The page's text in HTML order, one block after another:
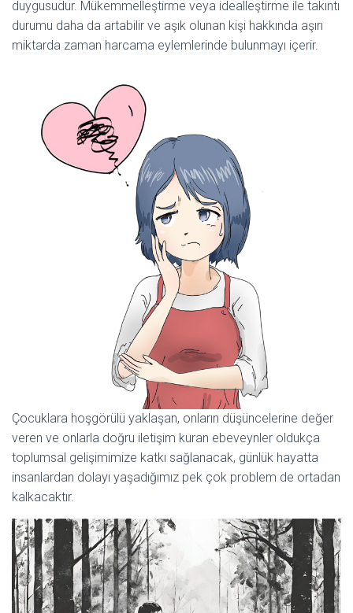
duygusudur. Mükemmelleştirme veya idealleştirme ile takıntı
durumu daha da artabilir ve aşık olunan kişi hakkında aşırı
miktarda zaman harcama eylemlerinde bulunmayı içerir.
Çocuklara hoşgörülü yaklaşan, onların düşüncelerine değer
veren ve onlarla doğru iletişim kuran ebeveynler oldukça
toplumsal gelişimimize katkı sağlanacak, günlük hayatta
insanlardan dolayı yaşadığımız pek çok problem de ortadan
kalkacaktır.